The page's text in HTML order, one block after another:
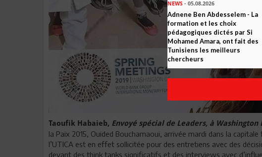
Taoufik Habaieb, Envoyé spécial de Leaders, à Washington
la Paix 2015, Ouided Bouchamaoui, arrivée mardi dans la
l’UTICA est en effet sollicitée pour des entretiens avec des
devant des think tanks significatifs et des interviews avec
NEWS - 05.08.2026
Adnene Ben Abdesselem - La
formation et les choix
pédagogiques dictés par Si
Mohamed Amara, ont fait des
Tunisiens les meilleurs
chercheurs